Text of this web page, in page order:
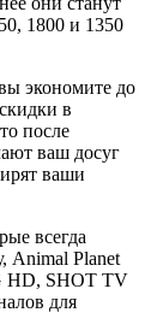
1800 и 1350
экономите до
в
после
ваш досуг
ваши
всегда
Animal Planet
HD, SHOT TV
для